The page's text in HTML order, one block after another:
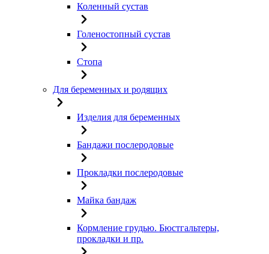
Коленный сустав
Голеностопный сустав
Стопа
Для беременных и родящих
Изделия для беременных
Бандажи послеродовые
Прокладки послеродовые
Майка бандаж
Кормление грудью. Бюстгальтеры,
прокладки и пр.